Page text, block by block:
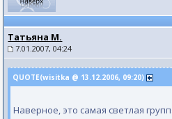
Татьяна М.
7.01.2007, 04:24
QUOTE(wisitka @ 13.12.2006, 09:20)
Наверное, это самая светлая